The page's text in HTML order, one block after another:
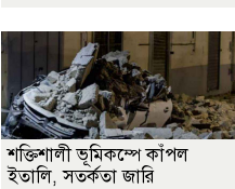
শক্তিশালী ভূমিকম্পে কাঁপল
ইতালি, সতর্কতা জারি